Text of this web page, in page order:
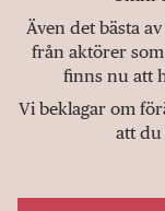
Även det bästa
från aktörer
finns nu att
Vi beklagar om
att du